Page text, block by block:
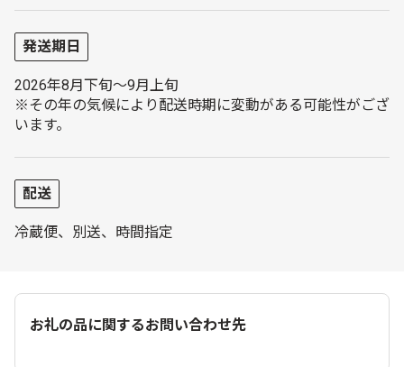
発送期日
2026年8月下旬～9月上旬
※その年の気候により配送時期に変動がある可能性がござ
います。
配送
冷蔵便、別送、時間指定
お礼の品に関するお問い合わせ先